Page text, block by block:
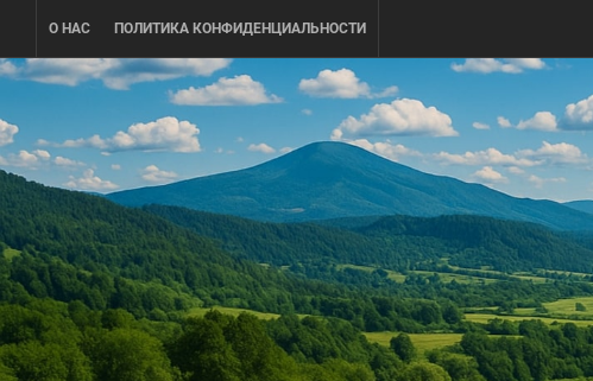
content
О НАС ПОЛИТИКА КОНФИДЕНЦИАЛЬНОСТИ